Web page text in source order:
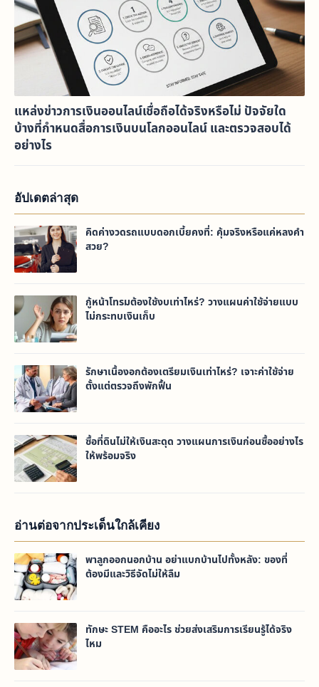
แหล่งข่าวการเงินออนไลน์เชื่อถือได้จริงหรือไม่ ปัจจัยใด
บ้างที่กำหนดสื่อการเงินบนโลกออนไลน์ และตรวจสอบได้
อย่างไร
อัปเดตล่าสุด
คิดค่างวดรถแบบดอกเบี้ยคงที่: คุ้มจริงหรือแค่หลงคำ
สวย?
กู้หน้าโทรมต้องใช้งบเท่าไหร่? วางแผนค่าใช้จ่ายแบบ
ไม่กระทบเงินเก็บ
รักษาเนื้องอกต้องเตรียมเงินเท่าไหร่? เจาะค่าใช้จ่าย
ตั้งแต่ตรวจถึงพักฟื้น
ซื้อที่ดินไม่ให้เงินสะดุด วางแผนการเงินก่อนซื้ออย่างไร
ให้พร้อมจริง
อ่านต่อจากประเด็นใกล้เคียง
พาลูกออกนอกบ้าน อย่าแบกบ้านไปทั้งหลัง: ของที่
ต้องมีและวิธีจัดไม่ให้ลืม
ทักษะ STEM คืออะไร ช่วยส่งเสริมการเรียนรู้ได้จริง
ไหม